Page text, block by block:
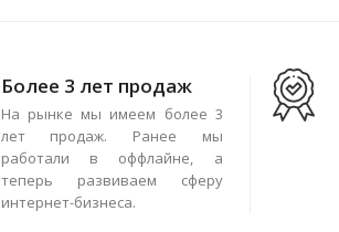
Более 3 лет продаж
На рынке мы имеем более 3
лет продаж. Ранее мы
работали в оффлайне, а
теперь развиваем сферу
интернет-бизнеса.